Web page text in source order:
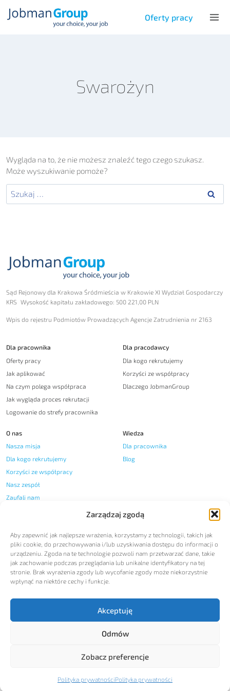
Zarządzaj zgodą
Aby zapewnić jak najlepsze wrażenia, korzystamy z technologii, takich jak
pliki cookie, do przechowywania i/lub uzyskiwania dostępu do informacji o
urządzeniu. Zgoda na te technologie pozwoli nam przetwarzać dane, takie
jak zachowanie podczas przeglądania lub unikalne identyfikatory na tej
stronie. Brak wyrażenia zgody lub wycofanie zgody może niekorzystnie
wpłynąć na niektóre cechy i funkcje.
Akceptuję
Odmów
Zobacz preferencje
Polityka prywatnościPolityka prywatności
do
Oferty pracy
Swarożyn
Wygląda na to, że nie możesz znaleźć tego czego szukasz.
Może wyszukiwanie pomoże?
Szukaj:
Sąd Rejonowy dla Krakowa Śródmieścia w Krakowie XI Wydział Gospodarczy
KRS Wysokość kapitału zakładowego: 500 221,00 PLN
Wpis do rejestru Podmiotów Prowadzących Agencje Zatrudnienia nr 2163
Dla pracownika
Oferty pracy
Jak aplikować
Na czym polega współpraca
Jak wygląda proces rekrutacji
Logowanie do strefy pracownika
Dla pracodawcy
Dla kogo rekrutujemy
Korzyści ze współpracy
Dlaczego JobmanGroup
O nas
Nasza misja
Dla kogo rekrutujemy
Korzyści ze współpracy
Nasz zespół
Zaufali nam
Regulamin przyjmowania
zgłoszeń wewnętrznych
Kodeks Etyczny
Polityka zrównoważonego
rozwoju
Wiedza
Dla pracownika
Blog
Nasze dane
| Agencja pracy tymczasowej - Jobman Group | Agencja digital:hauerpower